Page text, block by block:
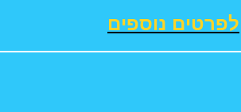
לפרטים נוספים